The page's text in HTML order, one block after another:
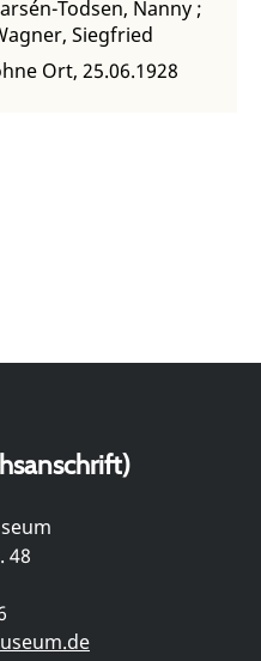
Todsen, Nanny ;
Siegfried
Ort, 25.06.1928
48